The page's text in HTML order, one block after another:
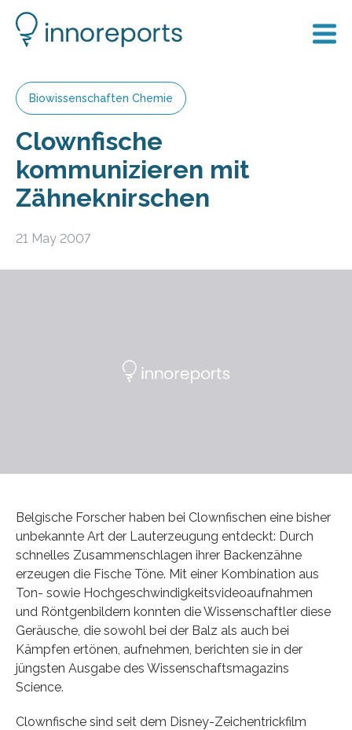
Biowissenschaften Chemie
Clownfische
kommunizieren mit
Zähneknirschen
21 May 2007
Belgische Forscher haben bei Clownfischen eine bisher
unbekannte Art der Lauterzeugung entdeckt: Durch
schnelles Zusammenschlagen ihrer Backenzähne
erzeugen die Fische Töne. Mit einer Kombination aus
Ton- sowie Hochgeschwindigkeitsvideoaufnahmen
und Röntgenbildern konnten die Wissenschaftler diese
Geräusche, die sowohl bei der Balz als auch bei
Kämpfen ertönen, aufnehmen, berichten sie in der
jüngsten Ausgabe des Wissenschaftsmagazins
Science.
Clownfische sind seit dem Disney-Zeichentrickfilm